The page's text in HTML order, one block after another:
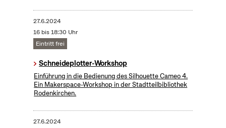
27.6.2024
16 bis 18:30 Uhr
Eintritt frei
Schneideplotter-Workshop
​Einführung in die Bedienung des Silhouette Cameo 4.
Ein Makerspace-Workshop in der Stadtteilbibliothek
Rodenkirchen.
27.6.2024